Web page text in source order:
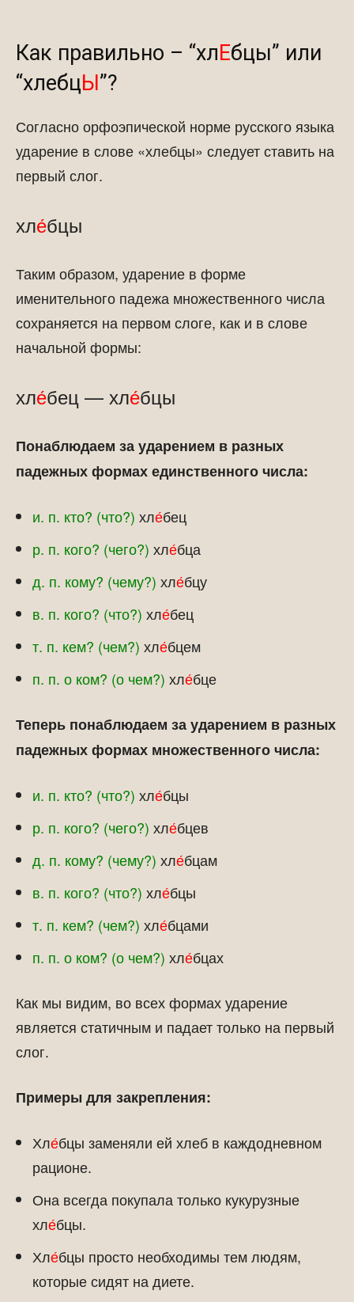
Как правильно – “хлЕбцы” или
“хлебцЫ”?
Согласно орфоэпической норме русского языка
ударение в слове «хлебцы» следует ставить на
первый слог.
хле́бцы
Таким образом, ударение в форме
именительного падежа множественного числа
сохраняется на первом слоге, как и в слове
начальной формы:
хле́бец — хле́бцы
Понаблюдаем за ударением в разных
падежных формах единственного числа:
и. п. кто? (что?) хле́бец
р. п. кого? (чего?) хле́бца
д. п. кому? (чему?) хле́бцу
в. п. кого? (что?) хле́бец
т. п. кем? (чем?) хле́бцем
п. п. о ком? (о чем?) хле́бце
Теперь понаблюдаем за ударением в разных
падежных формах множественного числа:
и. п. кто? (что?) хле́бцы
р. п. кого? (чего?) хле́бцев
д. п. кому? (чему?) хле́бцам
в. п. кого? (что?) хле́бцы
т. п. кем? (чем?) хле́бцами
п. п. о ком? (о чем?) хле́бцах
Как мы видим, во всех формах ударение
является статичным и падает только на первый
слог.
Примеры для закрепления:
Хле́бцы заменяли ей хлеб в каждодневном
рационе.
Она всегда покупала только кукурузные
хле́бцы.
Хле́бцы просто необходимы тем людям,
которые сидят на диете.